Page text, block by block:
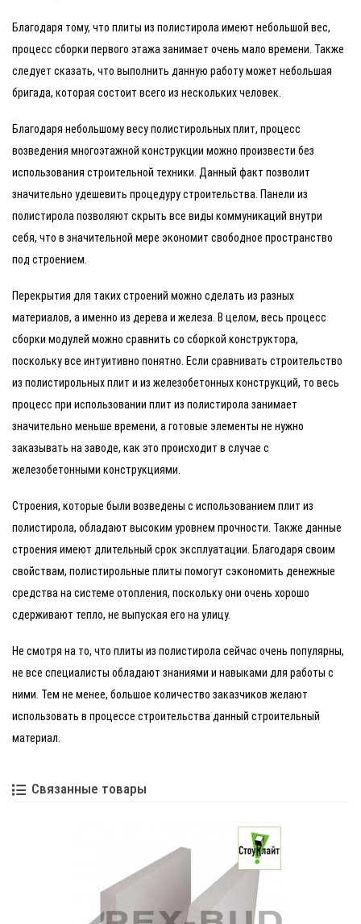
Благодаря тому, что плиты из полистирола имеют небольшой вес,
процесс сборки первого этажа занимает очень мало времени. Также
следует сказать, что выполнить данную работу может небольшая
бригада, которая состоит всего из нескольких человек.
Благодаря небольшому весу полистирольных плит, процесс
возведения многоэтажной конструкции можно произвести без
использования строительной техники. Данный факт позволит
значительно удешевить процедуру строительства. Панели из
полистирола позволяют скрыть все виды коммуникаций внутри
себя, что в значительной мере экономит свободное пространство
под строением.
Перекрытия для таких строений можно сделать из разных
материалов, а именно из дерева и железа. В целом, весь процесс
сборки модулей можно сравнить со сборкой конструктора,
поскольку все интуитивно понятно. Если сравнивать строительство
из полистирольных плит и из железобетонных конструкций, то весь
процесс при использовании плит из полистирола занимает
значительно меньше времени, а готовые элементы не нужно
заказывать на заводе, как это происходит в случае с
железобетонными конструкциями.
Строения, которые были возведены с использованием плит из
полистирола, обладают высоким уровнем прочности. Также данные
строения имеют длительный срок эксплуатации. Благодаря своим
свойствам, полистирольные плиты помогут сэкономить денежные
средства на системе отопления, поскольку они очень хорошо
сдерживают тепло, не выпуская его на улицу.
Не смотря на то, что плиты из полистирола сейчас очень популярны,
не все специалисты обладают знаниями и навыками для работы с
ними. Тем не менее, большое количество заказчиков желают
использовать в процессе строительства данный строительный
материал.
Связанные товары